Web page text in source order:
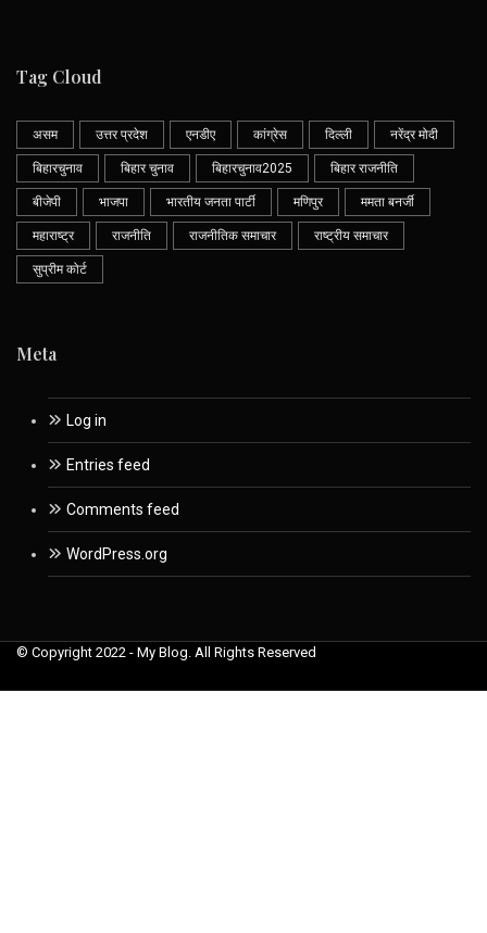
Tag Cloud
असम उत्तर प्रदेश एनडीए कांग्रेस दिल्ली नरेंद्र मोदी
बिहारचुनाव बिहार चुनाव बिहारचुनाव2025 बिहार राजनीति
बीजेपी भाजपा भारतीय जनता पार्टी मणिपुर ममता बनर्जी
महाराष्ट्र राजनीति राजनीतिक समाचार राष्ट्रीय समाचार
सुप्रीम कोर्ट
Meta
Log in
Entries feed
Comments feed
WordPress.org
© Copyright 2022 - My Blog. All Rights Reserved